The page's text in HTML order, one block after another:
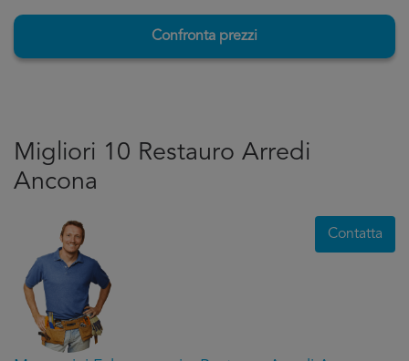
Confronta prezzi
Migliori 10 Restauro Arredi
Ancona
Contatta